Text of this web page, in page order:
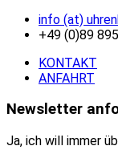
info (at)
+49 (0)89
KONTAKT
ANFAHRT
Newsletter
Ja, ich will immer